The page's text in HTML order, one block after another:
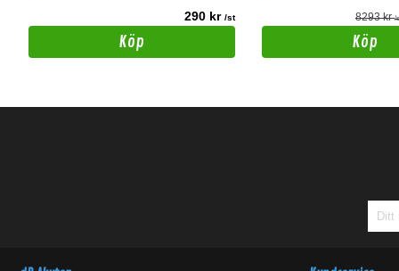
290 kr /st
Köp
8293 kr/
Köp